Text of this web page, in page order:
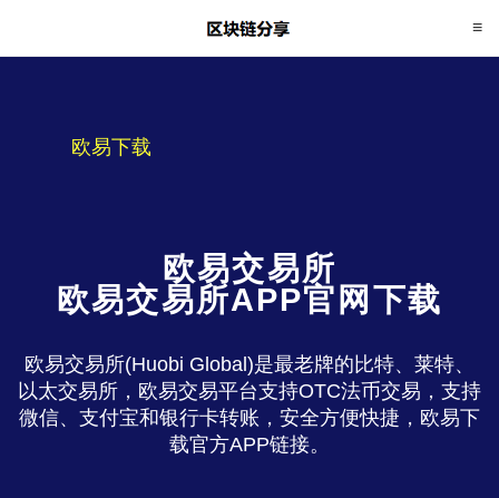
欧易下载
欧易交易所
欧易交易所APP官网下载
欧易交易所(Huobi Global)是最老牌的比特、莱特、
以太交易所，欧易交易平台支持OTC法币交易，支持
微信、支付宝和银行卡转账，安全方便快捷，欧易下
载官方APP链接。